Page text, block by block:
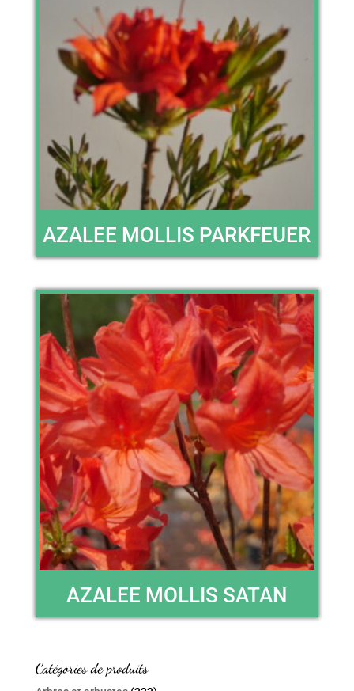
AZALEE MOLLIS PARKFEUER
AZALEE MOLLIS SATAN
Catégories de produits